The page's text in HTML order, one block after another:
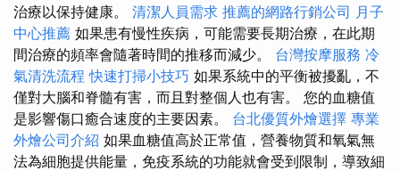
治療以保持健康。 清潔人員需求 推薦的網路行銷公司 月子
中心推薦 如果患有慢性疾病，可能需要長期治療，在此期
間治療的頻率會隨著時間的推移而減少。 台灣按摩服務 冷
氣清洗流程 快速打掃小技巧 如果系統中的平衡被擾亂，不
僅對大腦和脊髓有害，而且對整個人也有害。 您的血糖值
是影響傷口癒合速度的主要因素。 台北優質外燴選擇 專業
外燴公司介紹 如果血糖值高於正常值，營養物質和氧氣無
法為細胞提供能量，免疫系統的功能就會受到限制，導致細